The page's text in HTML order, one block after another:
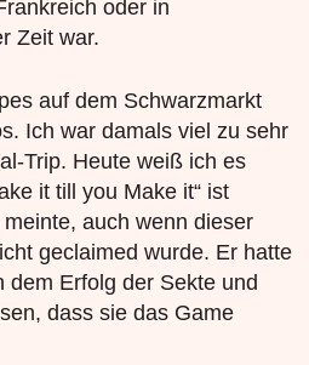
oder in
Zeit war.
auf dem Schwarzmarkt
Ich war damals viel zu sehr
Trip. Heute weiß ich es
it till you Make it“ ist
auch wenn dieser
geclaimed wurde. Er hatte
dem Erfolg der Sekte und
dass sie das Game